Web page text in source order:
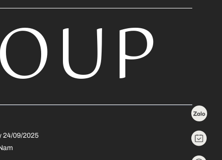
24/09/2025